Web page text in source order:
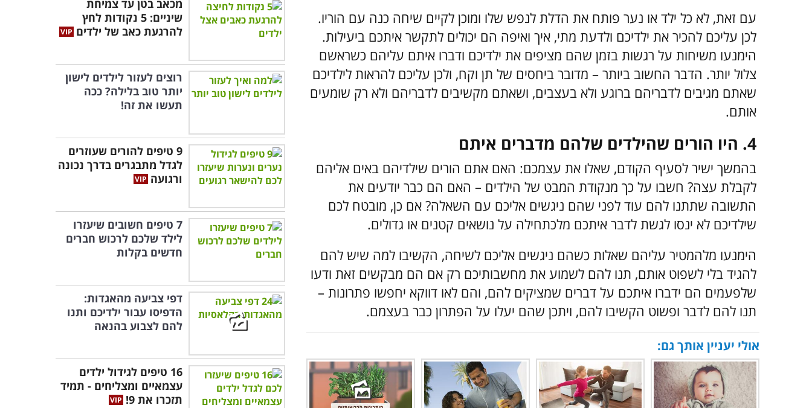
עם זאת, לא כל ילד או נער פותח את הדלת לנפש שלו ומוכן לקיים שיחה כנה עם הוריו.
לכן עליכם להכיר את ילדיכם ולדעת מתי, איך ואיפה הם יכולים לתקשר איתכם ביעילות.
הימנעו משיחות על רגשות בזמן שהם מציפים את ילדיכם ודברו איתם עליהם כשראשם
צלול יותר. הדבר החשוב ביותר – מדובר ביחסים של תן וקח, ולכן עליכם להראות לילדיכם
שאתם מגיבים לדבריהם ברוגע ולא בעצבים, ושאתם מקשיבים לדבריהם ולא רק שומעים
אותם.
4. היו הורים שהילדים שלהם מדברים איתם
בהמשך ישיר לסעיף הקודם, שאלו את עצמכם: האם אתם הורים שילדיהם באים אליהם
לקבלת עצה? חשבו על כך מנקודת המבט של הילדים – האם הם כבר יודעים את
התשובה שתתנו להם עוד לפני שהם ניגשים אליכם עם השאלה? אם כן, מובטח לכם
שילדיכם לא ינסו לגשת לדבר איתכם מלכתחילה על נושאים קטנים או גדולים.
הימנעו מלהמטיר עליהם שאלות כשהם ניגשים אליכם לשיחה, הקשיבו למה שיש להם
להגיד בלי לשפוט אותם, תנו להם לשמוע את מחשבותיכם רק אם הם מבקשים זאת ודעו
שלפעמים הם ידברו איתכם על דברים שמציקים להם, והם לאו דווקא יחפשו פתרונות –
תנו להם לדבר ופשוט הקשיבו להם, ויתכן שהם יעלו על הפתרון כבר בעצמם.
אולי יעניין אותך גם:
מכאב בטן עד צמיחת
שיניים: 5 נקודות לחץ
להרגעת כאב של ילדים
רוצים לעזור לילדים לישון
יותר טוב בלילה? ככה
תעשו את זה!
9 טיפים להורים שעוזרים
לגדל מתבגרים בדרך נכונה
ורגועה
7 טיפים חשובים שיעזרו
לילד שלכם לרכוש חברים
חדשים בקלות
דפי צביעה מהאגדות:
הדפיסו עבור ילדיכם ותנו
להם לצבוע בהנאה
16 טיפים לגידול ילדים
עצמאיים ומצליחים - תמיד
תזכרו את 9!